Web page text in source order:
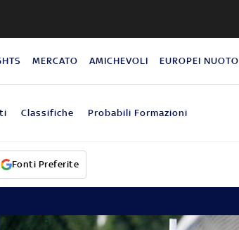
MERCATO AMICHEVOLI EUROPEI NUOTO
Classifiche Probabili Formazioni
Fonti Preferite